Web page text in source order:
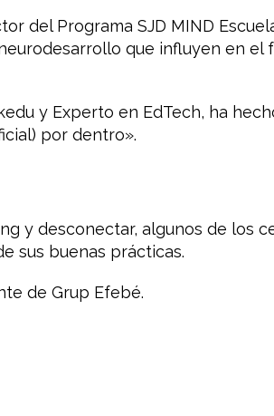
del Programa SJD MIND
que influyen en el
y Experto en EdTech, ha
por dentro».
y desconectar, algunos de los
sus buenas prácticas.
de Grup Efebé.